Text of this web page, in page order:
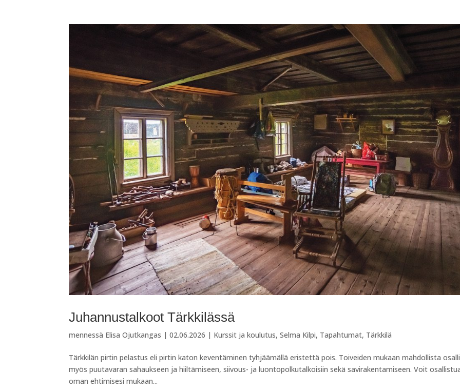
Juhannustalkoot Tärkkilässä
mennessä Elisa Ojutkangas |02.06.2026 | Kurssit ja koulutus,Selma Kilpi, Tapahtumat, Tärkkilä
Tärkkilän pirtin pelastus eli pirtin katon keventäminen tyhjäämällä eristettä pois. Toiveiden mukaan mahdollista
myös puutavaran sahaukseen ja hiiltämiseen, siivous- ja luontopolkutalkoisiin sekä savirakentamiseen. Voit
oman ehtimisesi mukaan...